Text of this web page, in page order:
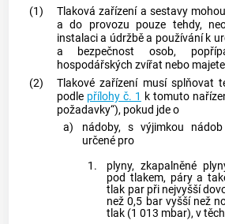
(1)
Tlaková zařízení a sestavy
a do provozu pouze tehdy,
instalaci a údržbě a používání k
a bezpečnost osob,
hospodářských zvířat nebo
(2)
Tlakové zařízení musí splňovat
podle přílohy č. 1 k tomuto
požadavky“), pokud jde o
a)
nádoby, s výjimkou
určené pro
1.
plyny, zkapalněné
pod tlakem, páry a
tlak par při nejvyšší
než 0,5 bar vyšší než
tlak (1 013 mbar), v